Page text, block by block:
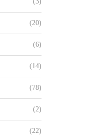
(20)
(6)
(14)
(78)
(2)
(22)